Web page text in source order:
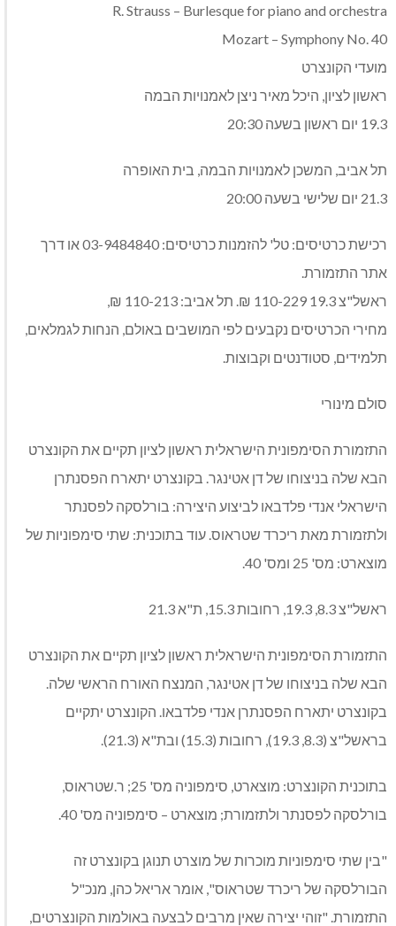
R. Strauss – Burlesque for piano and orchestra
Mozart – Symphony No. 40
מועדי הקונצרט
ראשון לציון, היכל מאיר ניצן לאמנויות הבמה
19.3 יום ראשון בשעה 20:30
תל אביב, המשכן לאמנויות הבמה, בית האופרה
21.3 יום שלישי בשעה 20:00
רכישת כרטיסים: טל' להזמנות כרטיסים: 03-9484840 או דרך
אתר התזמורת.
ראשל"צ 19.3 110-229 ₪. תל אביב: 110-213 ₪,
מחירי הכרטיסים נקבעים לפי המושבים באולם, הנחות לגמלאים,
תלמידים, סטודנטים וקבוצות.
סולם מינורי
התזמורת הסימפונית הישראלית ראשון לציון תקיים את הקונצרט
הבא שלה בניצוחו של דן אטינגר. בקונצרט יתארח הפסנתרן
הישראלי אנדי פלדבאו לביצוע היצירה: בורלסקה לפסנתר
ולתזמורת מאת ריכרד שטראוס. עוד בתוכנית: שתי סימפוניות של
מוצארט: מס' 25 ומס' 40.
ראשל"צ 8.3, 19.3, רחובות 15.3, ת"א 21.3
התזמורת הסימפונית הישראלית ראשון לציון תקיים את הקונצרט
הבא שלה בניצוחו של דן אטינגר, המנצח האורח הראשי שלה.
בקונצרט יתארח הפסנתרן אנדי פלדבאו. הקונצרט יתקיים
בראשל"צ (8.3, 19.3), רחובות (15.3) ובת"א (21.3).
בתוכנית הקונצרט: מוצארט, סימפוניה מס' 25; ר.שטראוס,
בורלסקה לפסנתר ולתזמורת; מוצארט – סימפוניה מס' 40.
"בין שתי סימפוניות מוכרות של מוצרט תנוגן בקונצרט זה
הבורלסקה של ריכרד שטראוס", אומר אריאל כהן, מנכ"ל
התזמורת. "זוהי יצירה שאין מרבים לבצעה באולמות הקונצרטים,